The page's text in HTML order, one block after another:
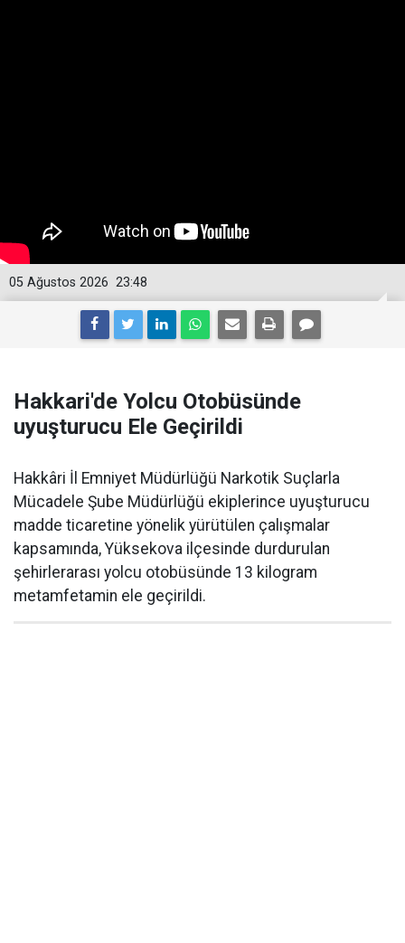
23:48
05 Ağustos 2026
Hakkari'de Yolcu Otobüsünde
uyuşturucu Ele Geçirildi
Hakkâri İl Emniyet Müdürlüğü Narkotik Suçlarla
Mücadele Şube Müdürlüğü ekiplerince uyuşturucu
madde ticaretine yönelik yürütülen çalışmalar
kapsamında, Yüksekova ilçesinde durdurulan
şehirlerarası yolcu otobüsünde 13 kilogram
metamfetamin ele geçirildi.